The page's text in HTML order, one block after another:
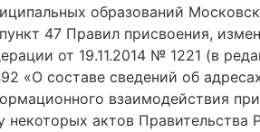
образований
47 Правил присвоения,
от 19.11.2014 № 1221 (в
«О составе сведений об
взаимодействия
некоторых актов